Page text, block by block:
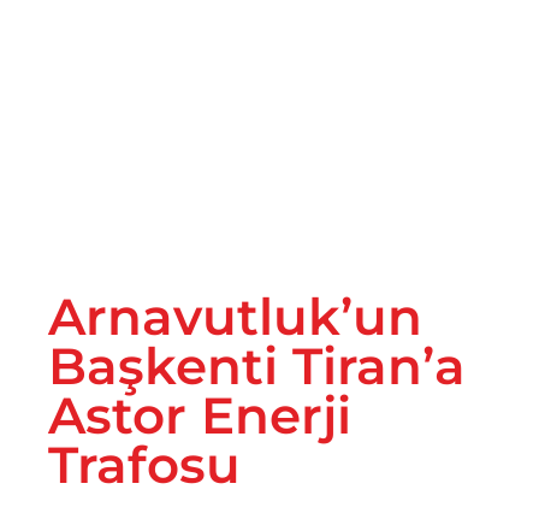
Arnavutluk’un
Başkenti Tiran’a
Astor Enerji
Trafosu